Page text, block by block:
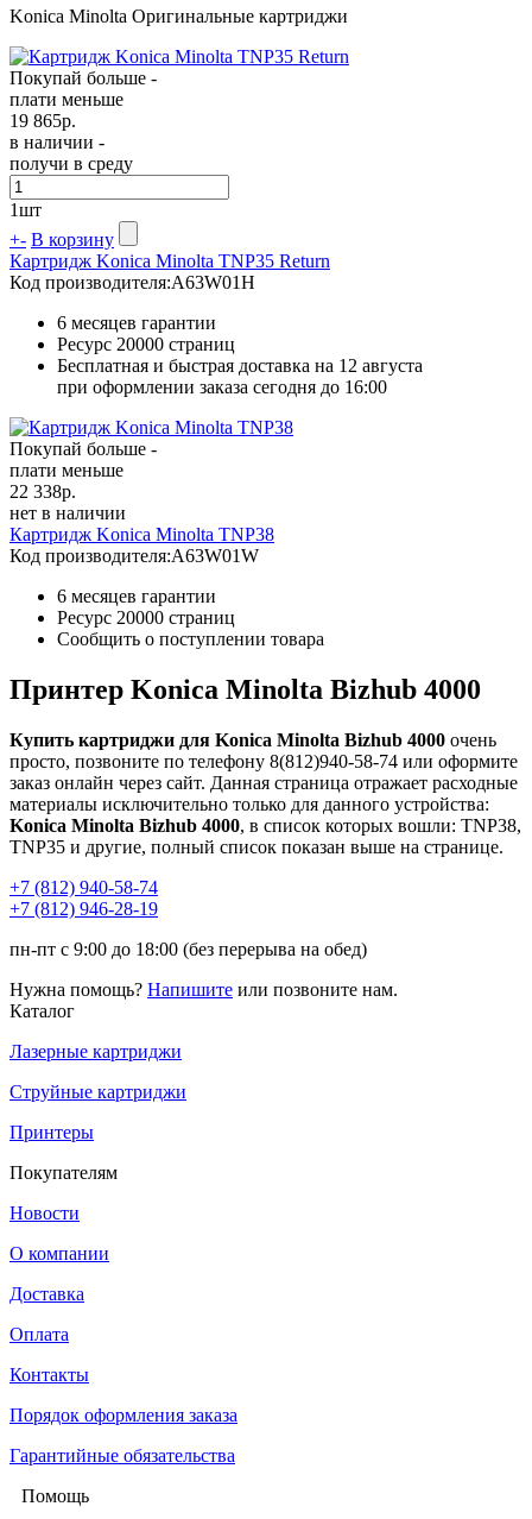
Konica Minolta Оригинальные картриджи
Покупай больше -
плати меньше
19 865р.
в наличии -
получи в среду
1шт
+- В корзину
Картридж Konica Minolta TNP35 Return
Код производителя:A63W01H
6 месяцев гарантии
Ресурс 20000 страниц
Бесплатная и быстрая доставка на 12 августа
при оформлении заказа сегодня до 16:00
Покупай больше -
плати меньше
22 338р.
нет в наличии
Картридж Konica Minolta TNP38
Код производителя:A63W01W
6 месяцев гарантии
Ресурс 20000 страниц
Сообщить о поступлении товара
Принтер Konica Minolta Bizhub 4000
Купить картриджи для Konica Minolta Bizhub 4000 очень
просто, позвоните по телефону 8(812)940-58-74 или оформите
заказ онлайн через сайт. Данная страница отражает расходные
материалы исключительно только для данного устройства:
Konica Minolta Bizhub 4000, в список которых вошли: TNP38,
TNP35 и другие, полный список показан выше на странице.
+7 (812) 940-58-74
+7 (812) 946-28-19
пн-пт с 9:00 до 18:00 (без перерыва на обед)
Нужна помощь? Напишите или позвоните нам.
Каталог
Лазерные картриджи
Струйные картриджи
Принтеры
Покупателям
Новости
О компании
Доставка
Оплата
Контакты
Порядок оформления заказа
Гарантийные обязательства
Помощь